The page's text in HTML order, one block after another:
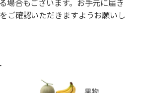
場合もございます。お手元に届き
ご確認いただきますようお願いし